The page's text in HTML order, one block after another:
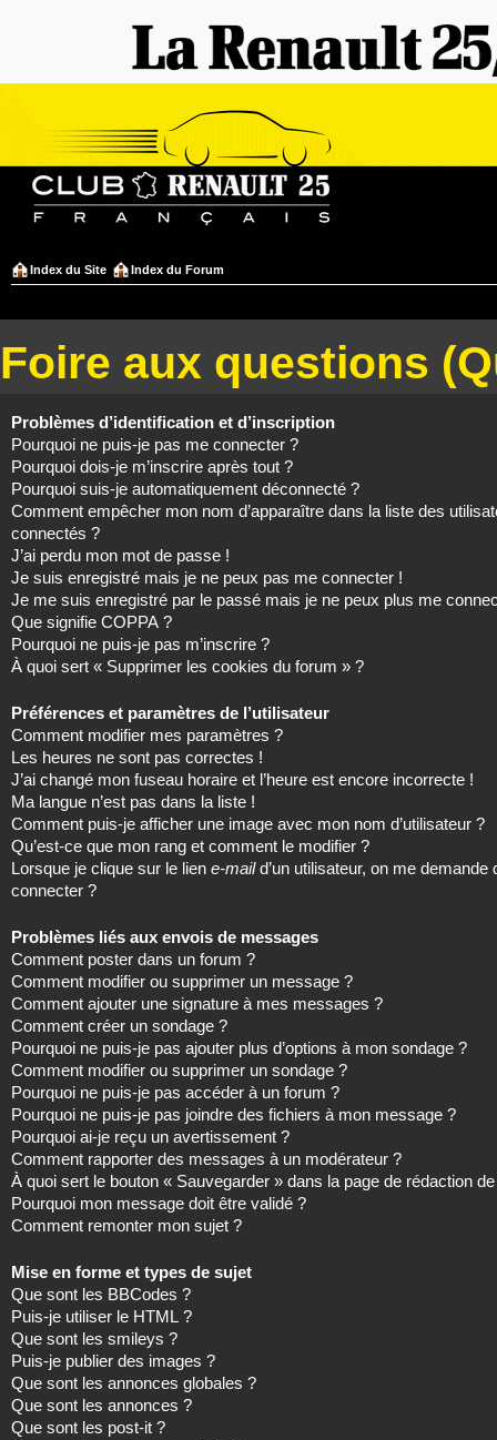
Index du Site Index du Forum
Foire aux questions
Problèmes d’identification et d’inscription
Pourquoi ne puis-je pas me connecter ?
Pourquoi dois-je m’inscrire après tout ?
Pourquoi suis-je automatiquement déconnecté ?
Comment empêcher mon nom d’apparaître dans la liste des
connectés ?
J’ai perdu mon mot de passe !
Je suis enregistré mais je ne peux pas me connecter !
Je me suis enregistré par le passé mais je ne peux plus me
Que signifie COPPA ?
Pourquoi ne puis-je pas m’inscrire ?
À quoi sert « Supprimer les cookies du forum » ?
Préférences et paramètres de l’utilisateur
Comment modifier mes paramètres ?
Les heures ne sont pas correctes !
J’ai changé mon fuseau horaire et l’heure est encore incorrecte !
Ma langue n’est pas dans la liste !
Comment puis-je afficher une image avec mon nom d’utilisateur ?
Qu’est-ce que mon rang et comment le modifier ?
Lorsque je clique sur le lien e-maild’un utilisateur, on me demande
connecter ?
Problèmes liés aux envois de messages
Comment poster dans un forum ?
Comment modifier ou supprimer un message ?
Comment ajouter une signature à mes messages ?
Comment créer un sondage ?
Pourquoi ne puis-je pas ajouter plus d’options à mon sondage ?
Comment modifier ou supprimer un sondage ?
Pourquoi ne puis-je pas accéder à un forum ?
Pourquoi ne puis-je pas joindre des fichiers à mon message ?
Pourquoi ai-je reçu un avertissement ?
Comment rapporter des messages à un modérateur ?
À quoi sert le bouton « Sauvegarder » dans la page de rédaction
Pourquoi mon message doit être validé ?
Comment remonter mon sujet ?
Mise en forme et types de sujet
Que sont les BBCodes ?
Puis-je utiliser le HTML ?
Que sont les smileys ?
Puis-je publier des images ?
Que sont les annonces globales ?
Que sont les annonces ?
Que sont les post-it ?